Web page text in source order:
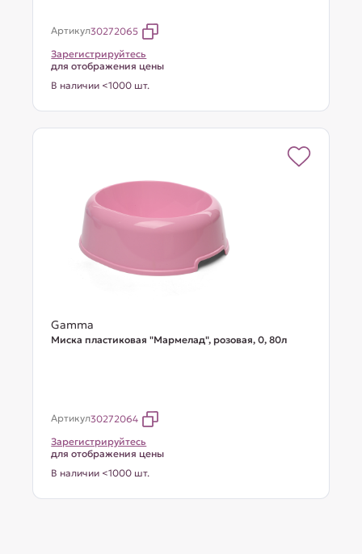
Артикул30272065
Зарегистрируйтесь
для отображения цены
В наличии <1000 шт.
Gamma
Миска пластиковая "Мармелад", розовая, 0, 80л
Артикул30272064
Зарегистрируйтесь
для отображения цены
В наличии <1000 шт.